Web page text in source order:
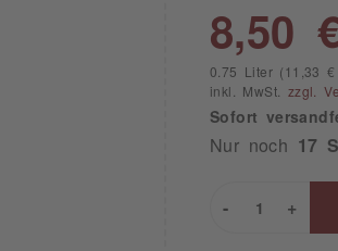
8,50
0.75 Liter (11,33
inkl. MwSt. zzgl.
Sofort
Nur noch 17
+
-